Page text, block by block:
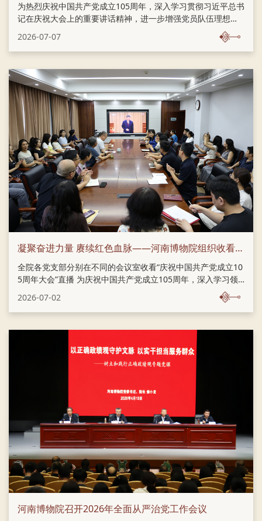
为热烈庆祝中国共产党成立105周年，深入学习贯彻习近平总书
记在庆祝大会上的重要讲话精神，进一步增强党员队伍理想信
念，近日以来，河南博物院各党支部组织开展“庆七一 · 守初
心”系列主题党日活动，将集中学习、关怀传承、文化服务深度
融合，引导全体党员在学思践悟中筑牢初心使命，传承红色基
因。 一、集中收看大会盛况，深学细悟重要讲话 7月1日上午1
0时，各党支部组织党员分别在办公楼三楼会议室、西配楼职工
教室及党建活动室，集中收看庆祝中国共产党成立105周年大会
实况直播。大会开始，全体起立齐唱国歌，当画面中“七一勋
章”获得者步入人民大会堂时，全场党员起身致意。大家全程凝
神专注、认真记录，在习近平...
2026-07-07
凝聚奋进力量 赓续红色血脉——河南博物院组织收看“庆祝中国共产党成立105周年大会”
全院各党支部分别在不同的会议室收看“庆祝中国共产党成立10
5周年大会”直播 为庆祝中国共产党成立105周年，深入学习领
会大会重要讲话精神，7月1日上午，河南博物院党委统筹部
署，组织全院各党支部党员干部集中收看“庆祝中国共产党成立
105周年大会”直播。 全体党员干部认真学习了习近平总书记在
庆祝中国共产党成立105周年大会上的重要讲话。深刻领会总书
记总结的百年大党优秀特质，体悟我们党百年奋斗铸就辉煌、
永葆生机活力的根本密码，牢牢把握“以史为鉴、开创未来”的实
践要求，自觉践行“三个务必”，传承弘扬不怕牺牲、英勇斗争的
2026-07-02
河南博物院召开2026年全面从严治党工作会议